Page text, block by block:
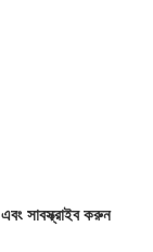
এবং সাবস্ক্রাইব করুন